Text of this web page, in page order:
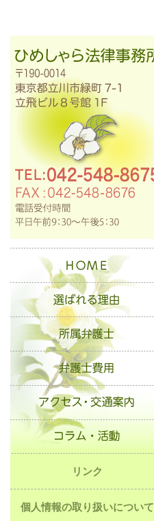
リンク
個人情報の取り扱いについて